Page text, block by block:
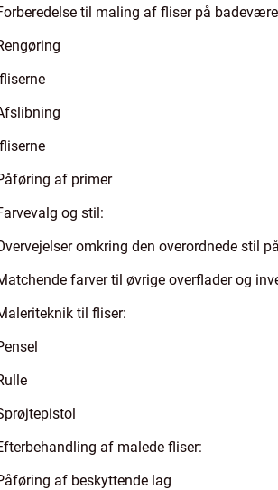
til maling af fliser på
af primer
og stil:
omkring den overordnede stil
farver til øvrige overflader og
til fliser:
af malede fliser:
af beskyttende lag